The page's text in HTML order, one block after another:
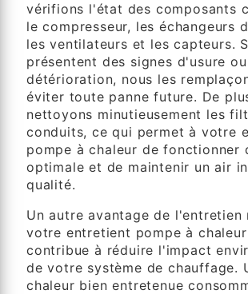
vérifions l'état des composants
le compresseur, les échangeurs
les ventilateurs et les capteurs.
présentent des signes d'usure
détérioration, nous les
éviter toute panne future. De
nettoyons minutieusement les
conduits, ce qui permet à votre
pompe à chaleur de fonctionner
optimale et de maintenir un air
qualité.
Un autre avantage de l'entretien
votre entretient pompe à
contribue à réduire l'impact
de votre système de chauffage.
chaleur bien entretenue